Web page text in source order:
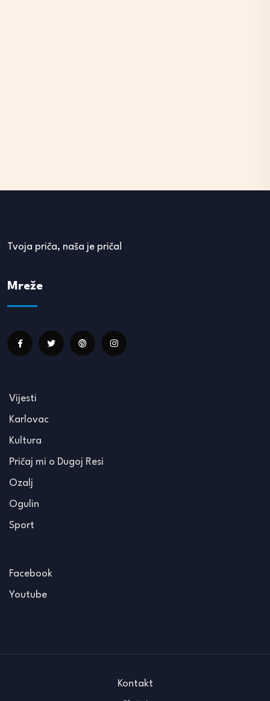
Tvoja priča, naša je priča!
Mreže
Vijesti
Karlovac
Kultura
Pričaj mi o Dugoj Resi
Ozalj
Ogulin
Sport
Facebook
Youtube
Kontakt